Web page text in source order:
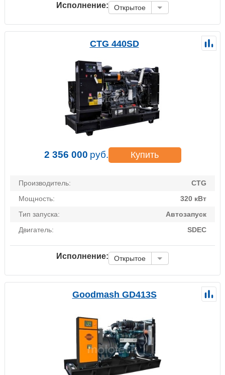
Исполнение: Открытое
CTG 440SD
2 356 000 руб. Купить
Производитель:
CTG
Мощность:
320 кВт
Тип запуска:
Автозапуск
Двигатель:
SDEC
Исполнение: Открытое
Goodmash GD413S